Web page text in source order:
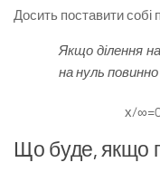
Досить поставити собі
Якщо ділення
на нуль
х/
Що буде, якщо